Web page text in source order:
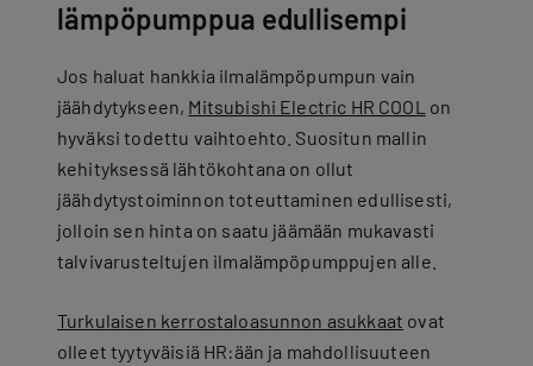
lämpöpumppua edullisempi
Jos haluat hankkia ilmalämpöpumpun vain
jäähdytykseen, Mitsubishi Electric HR COOL on
hyväksi todettu vaihtoehto. Suositun mallin
kehityksessä lähtökohtana on ollut
jäähdytystoiminnon toteuttaminen edullisesti,
jolloin sen hinta on saatu jäämään mukavasti
talvivarusteltujen ilmalämpöpumppujen alle.
Turkulaisen kerrostaloasunnon asukkaat ovat
olleet tyytyväisiä HR:ään ja mahdollisuuteen